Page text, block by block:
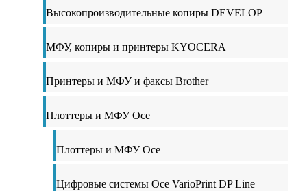
Высокопроизводительные копиры DEVELOP
МФУ, копиры и принтеры KYOCERA
Принтеры и МФУ и факсы Brother
Плоттеры и МФУ Oce
Плоттеры и МФУ Oce
Цифровые системы Oce VarioPrint DP Line